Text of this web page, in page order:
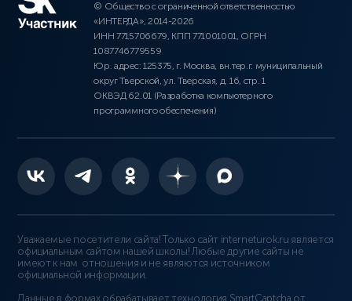
© Общество с ограниченной ответственностью
«ИНТЕРДА», 2014-2026
ИНН 7715706679, КПП 771001001, ОГРН
1087746779559
Юр. адрес: 125375, г. Москва, вн.тер.г. муниципальный
округ Тверской, ул. Тверская, д. 16, стр. 1
ОКВЭД 62.01 (Разработка компьютерного
программного обеспечения)
Уважаемые посетители сайта! Только сайт interneturok.ru является
официальным сайтом нашей школы! Любые другие сайты не
имеют к нам отношения и не являются источником
официальной информации.
Данные в формах обрабатывает технология SmartCaptcha от